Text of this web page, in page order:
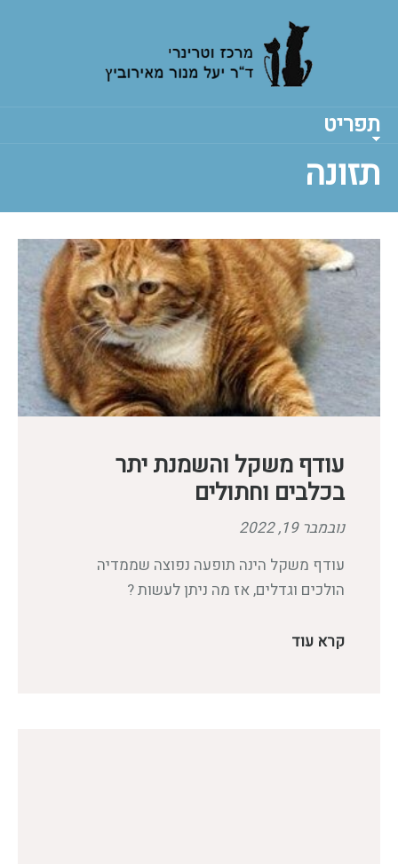
תפריט
תזונה
עודף משקל והשמנת יתר
בכלבים וחתולים
נובמבר 19, 2022
עודף משקל הינה תופעה נפוצה שממדיה
הולכים וגדלים, אז מה ניתן לעשות ?
קרא עוד